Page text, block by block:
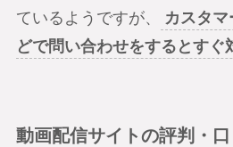
ているようですが、
カスタ
どで問い合わせをするとすぐ
動画配信サイトの評判・口